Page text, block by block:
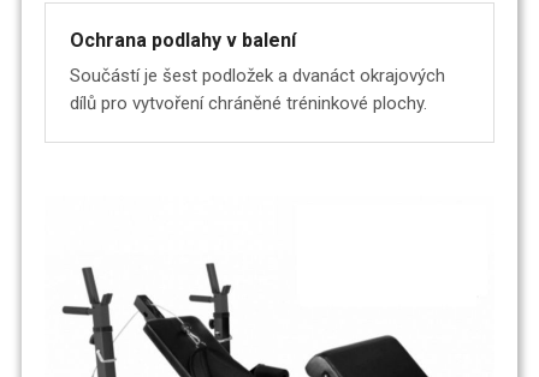
Ochrana podlahy v balení
Součástí je šest podložek a dvanáct okrajových
dílů pro vytvoření chráněné tréninkové plochy.